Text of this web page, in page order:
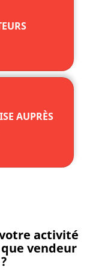
AUPRÈS
activité
vendeur